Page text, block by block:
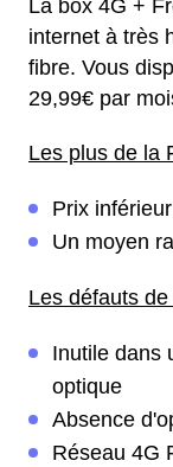
La box 4G +
internet à très
fibre. Vous
29,99€ par
Les plus de la
Prix
Un moyen
Les défauts
Inutile dans
optique
Absence
Réseau 4G